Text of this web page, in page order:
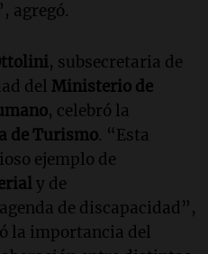
agregó.
, subsecretaria de
del Ministerio de
, celebró la
de Turismo. “Esta
ejemplo de
y de
de discapacidad”,
la importancia del